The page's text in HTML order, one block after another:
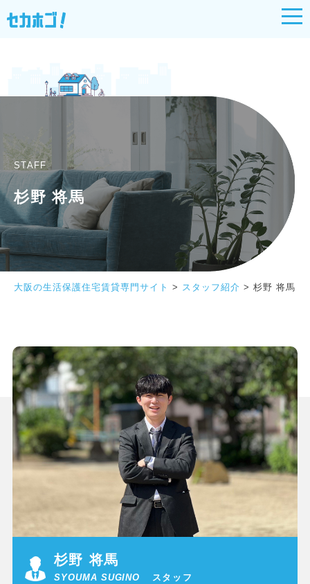
STAFF
杉野 将馬
大阪の生活保護住宅賃貸専門サイト > スタッフ紹介 >杉野 将馬
杉野 将馬
SYOUMA SUGINO スタッフ